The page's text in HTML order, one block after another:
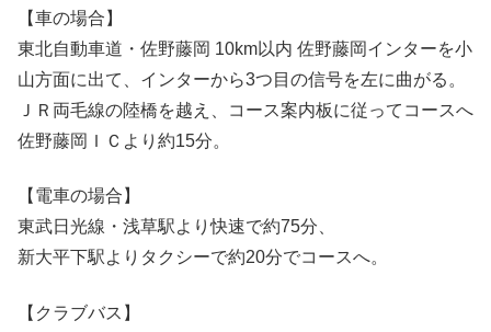
【車の場合】
東北自動車道・佐野藤岡 10km以内 佐野藤岡インターを小
山方面に出て、インターから3つ目の信号を左に曲がる。
ＪＲ両毛線の陸橋を越え、コース案内板に従ってコースへ
佐野藤岡ＩＣより約15分。
【電車の場合】
東武日光線・浅草駅より快速で約75分、
新大平下駅よりタクシーで約20分でコースへ。
【クラブバス】